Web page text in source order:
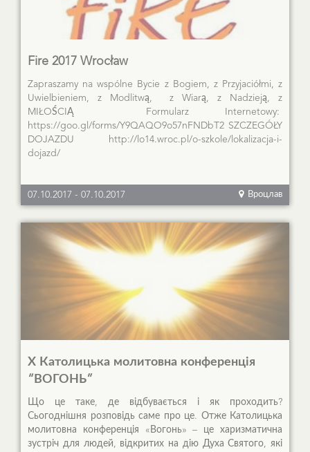
Fire 2017 Wrocław
Zapraszamy na wspólne Bycie z Bogiem, z Przyjaciółmi, z
Uwielbieniem, z Modlitwą, z Wiarą, z Nadzieją, z
MIŁOŚCIĄ Formularz Internetowy:
https://goo.gl/forms/Y9QAQO9o57nFNDbT2 SZCZEGÓŁY
DOJAZDU http://lo14.wroc.pl/o-szkole/lokalizacja-i-
dojazd/
07.10.2017 - 07.10.2017 Вроцлав
Х Католицька молитовна конференція
“ВОГОНЬ”
Що це таке, де відбувається і як проходить?
Сьогоднішня розповідь саме про це. Отже Католицька
молитовна конференція «Вогонь» – це харизматична
зустріч для людей, відкритих на дію Духа Святого, які